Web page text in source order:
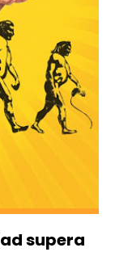
supera